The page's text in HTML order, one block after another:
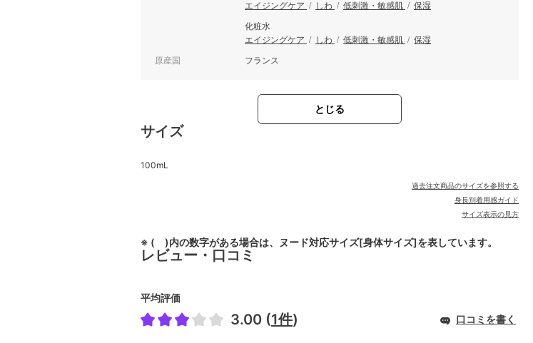
エイジングケア / しわ / 低刺激・敏感肌 / 保湿
化粧水
エイジングケア / しわ / 低刺激・敏感肌 / 保湿
原産国 フランス
とじる
サイズ
100mL
過去注文商品のサイズを参照する
身長別着用感ガイド
サイズ表示の見方
※ ( )内の数字がある場合は、ヌード対応サイズ[身体サイズ]を表しています。
レビュー・口コミ
平均評価
3.00 (1件) 口コミを書く